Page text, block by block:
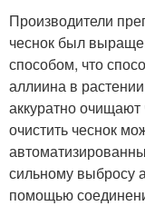
Производители
чеснок был
способом, что
аллиина в
аккуратно
очистить чеснок
сильному выбросу
помощью